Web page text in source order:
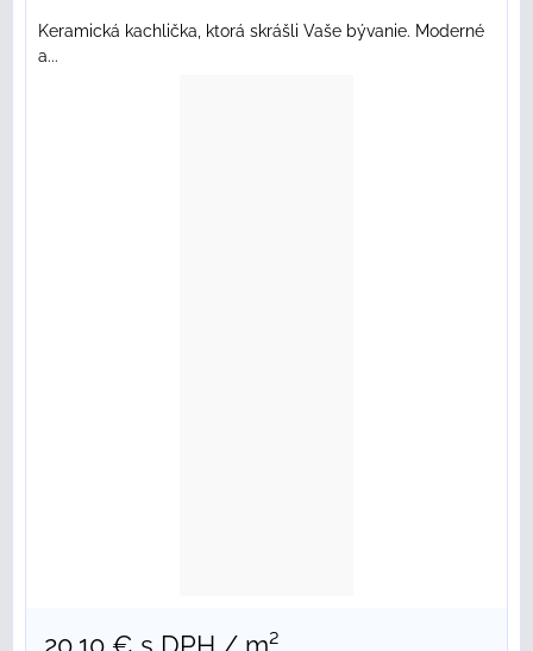
Keramická kachlička, ktorá skrášli Vaše bývanie. Moderné
a...